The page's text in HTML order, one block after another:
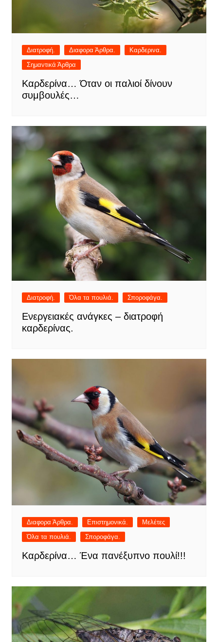
Διατροφή. Διαφορα Άρθρα.
Καρδερινα.
Σημαντικά Άρθρα
Καρδερίνα… Όταν οι παλιοί δίνουν
συμβουλές…
Διατροφή. Όλα τα πουλιά. Σποροφάγα.
Ενεργειακές ανάγκες – διατροφή
καρδερίνας.
Διαφορα Άρθρα. Επιστημονικά.
Μελέτες
Όλα τα πουλιά.
Σποροφάγα.
Καρδερίνα… Ένα πανέξυπνο πουλί!!!